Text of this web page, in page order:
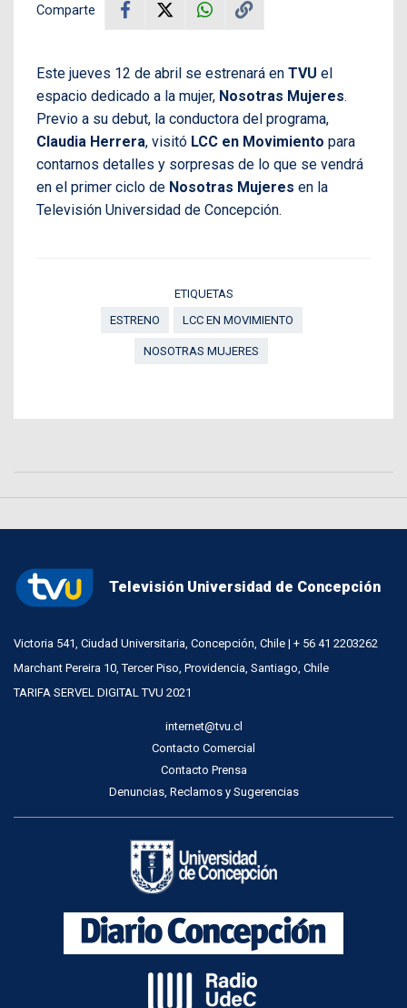
Comparte
Este jueves 12 de abril se estrenará en TVU el
espacio dedicado a la mujer, Nosotras Mujeres.
Previo a su debut, la conductora del programa,
Claudia Herrera, visitó LCC en Movimiento para
contarnos detalles y sorpresas de lo que se vendrá
en el primer ciclo de Nosotras Mujeres en la
Televisión Universidad de Concepción.
ETIQUETAS
ESTRENO
LCC EN MOVIMIENTO
NOSOTRAS MUJERES
Televisión Universidad de Concepción
Victoria 541, Ciudad Universitaria, Concepción, Chile | + 56 41 2203262
Marchant Pereira 10, Tercer Piso, Providencia, Santiago, Chile
TARIFA SERVEL DIGITAL TVU 2021
internet@tvu.cl
Contacto Comercial
Contacto Prensa
Denuncias, Reclamos y Sugerencias